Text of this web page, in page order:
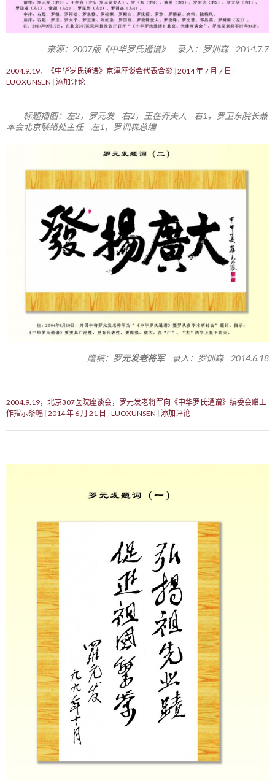
来源：2007版《中华罗氏通谱》 录入：罗训森 2014.7.7
2004.9.19，《中华罗氏通谱》京津座谈会代表合影 2014 年 7 月 7 日
LUOXUNSEN 添加评论
标题插图：左2，罗元发 右2，王在齐夫人 右1，罗卫东院长兼
本会北京联络处主任 左1，罗训森总编
赠稿： 罗元发老将军录入：罗训森 2014.6.18
2004.9.19，北京307医院座谈会，罗元发老将军向《中华罗氏通谱》编委会赠工
作指示条幅 2014 年 6 月 21 日 LUOXUNSEN 添加评论